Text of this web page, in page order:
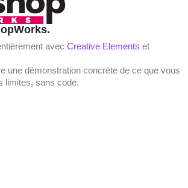
avec Creative Elements et
une démonstration concrète de ce que vous
sans code.